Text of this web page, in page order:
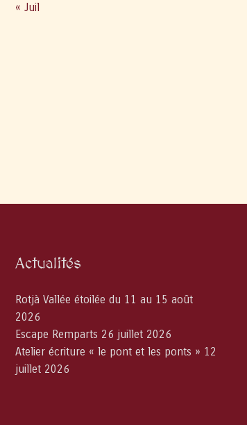
« Juil
Actualités
Rotjà Vallée étoilée du 11 au 15 août
2026
Escape Remparts 26 juillet 2026
Atelier écriture « le pont et les ponts » 12
juillet 2026